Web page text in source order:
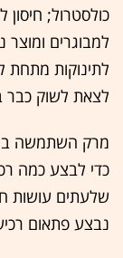
כולסטרול;
לתינוקות מתחת
לצאת לשוק
מרק השתמשה
כדי לבצע כמה
שלעתים עושות
נבצע פתאום